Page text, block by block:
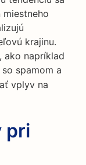
krajinu.
ako napríklad
spamom a
vplyv na
pri